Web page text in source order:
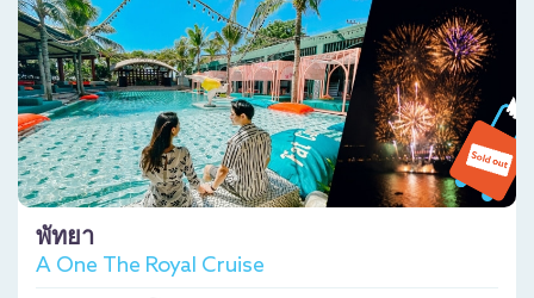
พัทยา
A One The Royal Cruise